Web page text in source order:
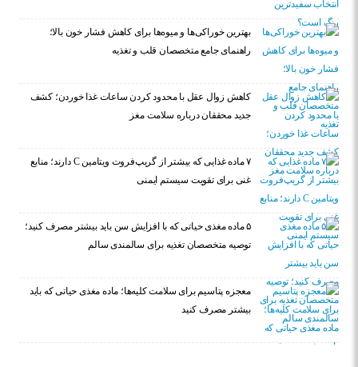
بهترین خوراکی‌ها و میوه‌ها برای کاهش فشار خون بالا؛
راهنمای جامع متخصصان قلب و تغذیه
کاهش زوال عقل با محدود کردن ساعات غذا خوردن؛ کشف
جدید محققان درباره سلامت مغز
۷ ماده غذایی که بیشتر از گریپ‌فروت ویتامین C دارند؛ منابع
غنی برای تقویت سیستم ایمنی
۵ ماده مغذی حیاتی که با افزایش سن باید بیشتر مصرف کنید؛
توصیه متخصصان تغذیه برای سالمندی سالم
معجزه پتاسیم برای سلامت کلیه‌ها؛ ماده مغذی حیاتی که باید
بیشتر مصرف کنید